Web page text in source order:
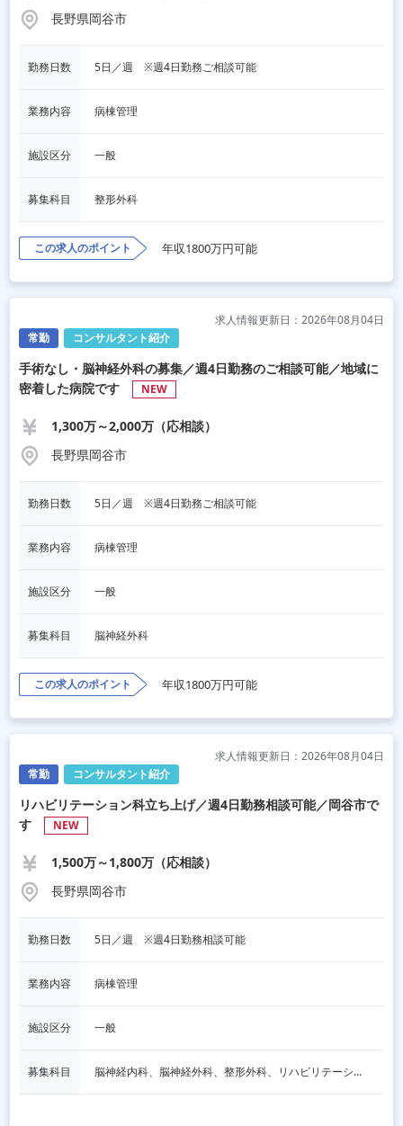
長野県岡谷市
勤務日数 5日／週　※週4日勤務ご相談可能
業務内容 病棟管理
施設区分 一般
募集科目 整形外科
この求人のポイント 年収1800万円可能
常勤 コンサルタント紹介
求人情報更新日：2026年08月04日
手術なし・脳神経外科の募集／週4日勤務のご相談可能／地域に
密着した病院です
NEW
1,300万～2,000万（応相談）
長野県岡谷市
勤務日数 5日／週　※週4日勤務ご相談可能
業務内容 病棟管理
施設区分 一般
募集科目 脳神経外科
この求人のポイント 年収1800万円可能
常勤 コンサルタント紹介
求人情報更新日：2026年08月04日
リハビリテーション科立ち上げ／週4日勤務相談可能／岡谷市で
す
NEW
1,500万～1,800万（応相談）
長野県岡谷市
勤務日数 5日／週　※週4日勤務相談可能
業務内容 病棟管理
施設区分 一般
募集科目 脳神経内科、脳神経外科、整形外科、リハビリテーション科